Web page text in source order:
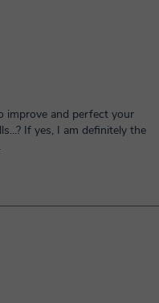
and perfect your
If yes, I am definitely the